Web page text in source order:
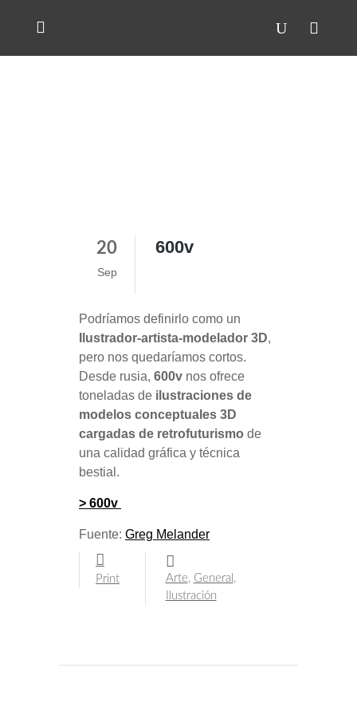
20
Sep
600v
Podríamos definirlo como un
Ilustrador-artista-modelador 3D,
pero nos quedaríamos cortos.
Desde rusia, 600v nos ofrece
toneladas de ilustraciones de
modelos conceptuales 3D
cargadas de retrofuturismo de
una calidad gráfica y técnica
bestial.
> 600v
Fuente: Greg Melander
Print Arte, General ,
Ilustración